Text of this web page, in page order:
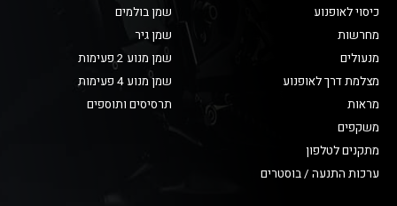
כיסוי לאופנוע
מחרשות
מנעולים
מצלמת דרך לאופנוע
מראות
משקפים
מתקנים לטלפון
ערכות התנעה / בוסטרים
שמן בולמים
שמן גיר
שמן מנוע 2 פעימות
שמן מנוע 4 פעימות
תרסיסים ותוספים